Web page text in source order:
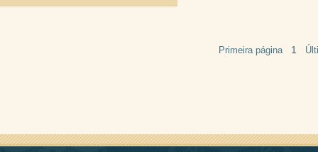
Primeira página 1